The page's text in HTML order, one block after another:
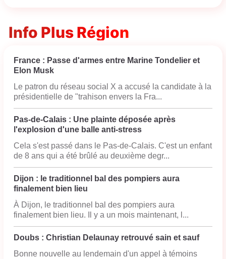
Info Plus Région
France : Passe d'armes entre Marine Tondelier et
Elon Musk
Le patron du réseau social X a accusé la candidate à la
présidentielle de "trahison envers la Fra...
Pas-de-Calais : Une plainte déposée après
l'explosion d'une balle anti-stress
Cela s'est passé dans le Pas-de-Calais. C'est un enfant
de 8 ans qui a été brûlé au deuxième degr...
Dijon : le traditionnel bal des pompiers aura
finalement bien lieu
À Dijon, le traditionnel bal des pompiers aura
finalement bien lieu. Il y a un mois maintenant, l...
Doubs : Christian Delaunay retrouvé sain et sauf
Bonne nouvelle au lendemain d'un appel à témoins